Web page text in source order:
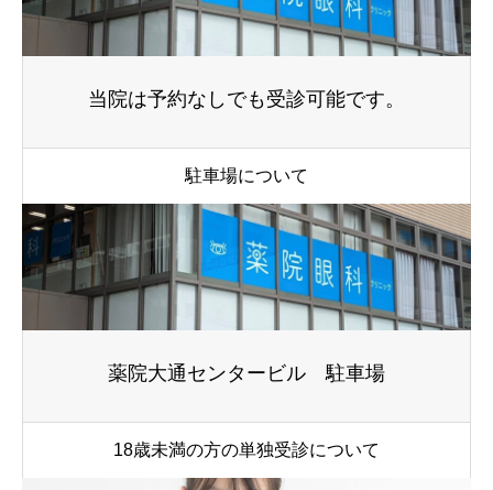
当院は予約なしでも受診可能です。
駐車場について
薬院大通センタービル 駐車場
18歳未満の方の単独受診について